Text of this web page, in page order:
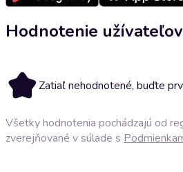
Hodnotenie užívateľov
Zatiaľ nehodnotené, buďte
Všetky hodnotenia pochádzajú od
zverejňované v súlade s